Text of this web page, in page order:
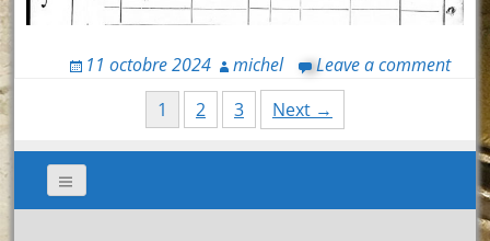
11 octobre 2024 michel Leave a comment
navigation
1 2 3 Next →